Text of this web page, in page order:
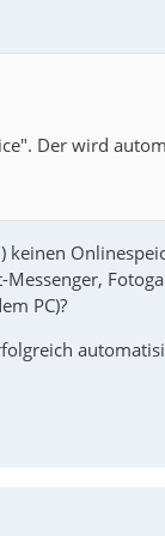
Der wird
keinen
PC)?